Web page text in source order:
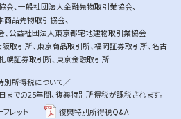
会、一般社団法人金融先物取引業協会、
商品先物取引協会、
、公益社団法人東京都宅地建物取引業協会
阪取引所、 東京商品取引所、福岡証券取引所、名古
幌証券取引所、 東京金融取引所
別所得税について／
での25年間、復興特別所得税が課税されます。
レット
復興特別所得税Q&A